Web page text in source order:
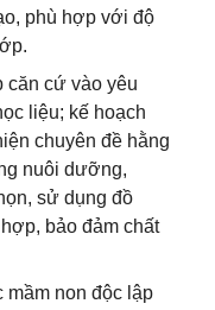
phù hợp với độ
căn cứ vào yêu
liệu; kế hoạch
chuyên đề hằng
nuôi dưỡng,
sử dụng đồ
bảo đảm chất
mầm non độc lập